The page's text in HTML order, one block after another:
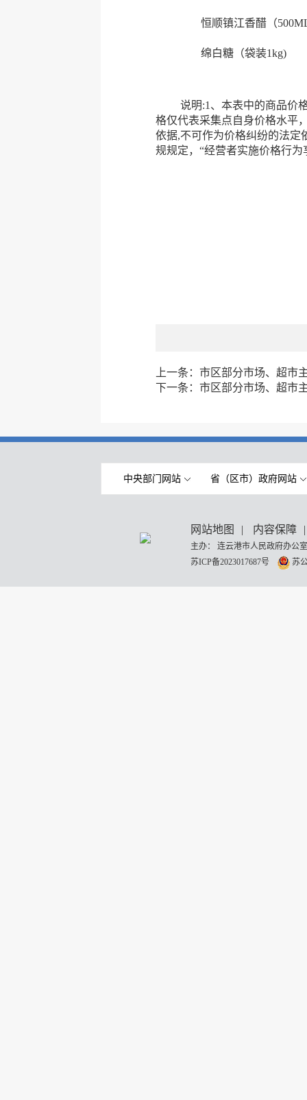
恒顺镇江香醋（
绵白糖（袋装1kg)
说明:1、本表中的商品价格
格仅代表采集点自身价格水平
依据,不可作为价格纠纷的法定
规规定，“经营者实施价格行
上一条： 市区部分市场、超市
下一条： 市区部分市场、超市
中央部门网站 省（区市）政府网站
网站地图 | 内容保障 |
主办： 连云港市人民政府办
苏ICP备2023017687号
苏